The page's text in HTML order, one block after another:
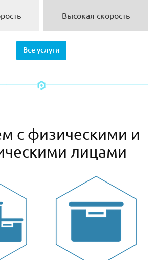
Высокая скорость
Все услуги
с физическими и
лицами